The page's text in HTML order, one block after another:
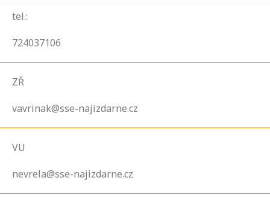
tel.:
724037106
ZŘ
vavrinak@sse-najizdarne.cz
VU
nevrela@sse-najizdarne.cz